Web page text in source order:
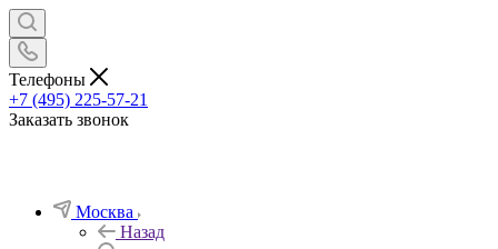
Телефоны
+7 (495) 225-57-21
Заказать звонок
Москва
Назад